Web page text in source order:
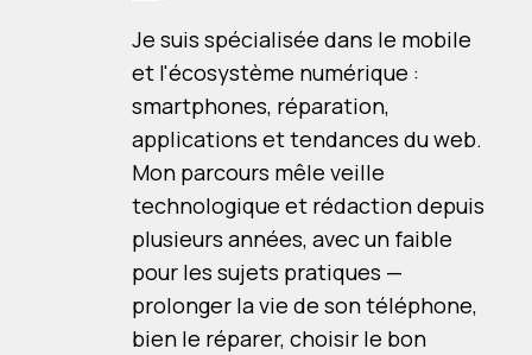
Je suis spécialisée dans le mobile
et l'écosystème numérique :
smartphones, réparation,
applications et tendances du web.
Mon parcours mêle veille
technologique et rédaction depuis
plusieurs années, avec un faible
pour les sujets pratiques —
prolonger la vie de son téléphone,
bien le réparer, choisir le bon